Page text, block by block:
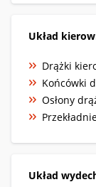
Układ
Drążki
Końcówki
Osłony
Układ